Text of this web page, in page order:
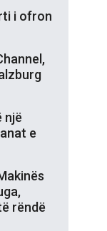
i ofron
një
e
rëndë